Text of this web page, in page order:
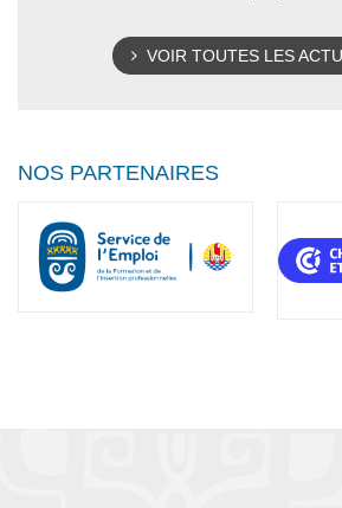
VOIR TOUTES LES
NOS PARTENAIRES